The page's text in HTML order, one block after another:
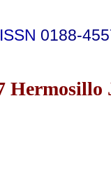
ISSN 0188-
Hermosillo